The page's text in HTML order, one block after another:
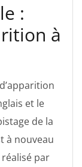
:
à
et le
de la
à nouveau
par